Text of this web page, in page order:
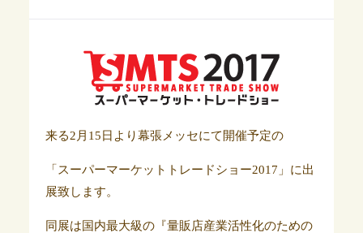
来る2月15日より幕張メッセにて開催予定の
「スーパーマーケットトレードショー2017」に出
展致します。
同展は国内最大級の『量販店産業活性化のための